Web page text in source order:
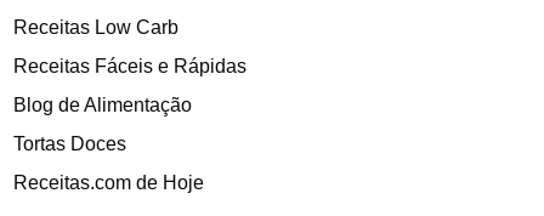
Receitas Low Carb
Receitas Fáceis e Rápidas
Blog de Alimentação
Tortas Doces
Receitas.com de Hoje